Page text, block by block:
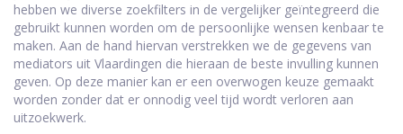
hebben we diverse zoekfilters in de vergelijker geïntegreerd die
gebruikt kunnen worden om de persoonlijke wensen kenbaar te
maken. Aan de hand hiervan verstrekken we de gegevens van
mediators uit Vlaardingen die hieraan de beste invulling kunnen
geven. Op deze manier kan er een overwogen keuze gemaakt
worden zonder dat er onnodig veel tijd wordt verloren aan
uitzoekwerk.